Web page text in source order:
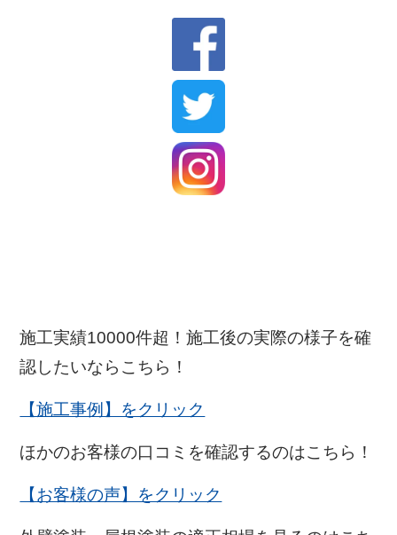
施工実績10000件超！施工後の実際の様子を確
認したいならこちら！
【施工事例】をクリック
ほかのお客様の口コミを確認するのはこちら！
【お客様の声】をクリック